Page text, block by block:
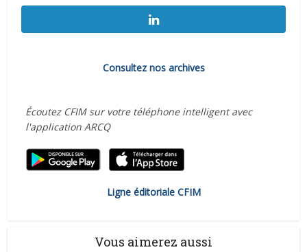
Consultez nos archives
Écoutez CFIM sur votre téléphone intelligent avec
l'application ARCQ
Ligne éditoriale CFIM
Vous aimerez aussi